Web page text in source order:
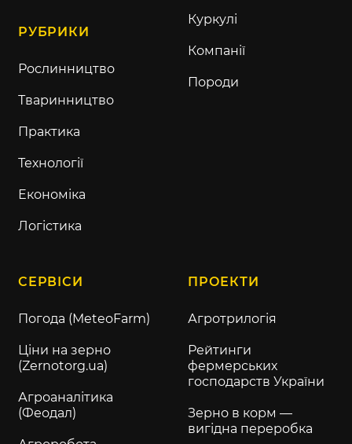
РУБРИКИ
Рослинництво
Тваринництво
Практика
Технології
Економіка
Логістика
Куркулі
Компанії
Породи
СЕРВІСИ
Погода (MeteoFarm)
Ціни на зерно
(Zernotorg.ua)
Агроаналітика
(Феодал)
ПРОЕКТИ
Агротрилогія
Рейтинги
фермерських
господарств України
Зерно в корм —
вигідна переробка